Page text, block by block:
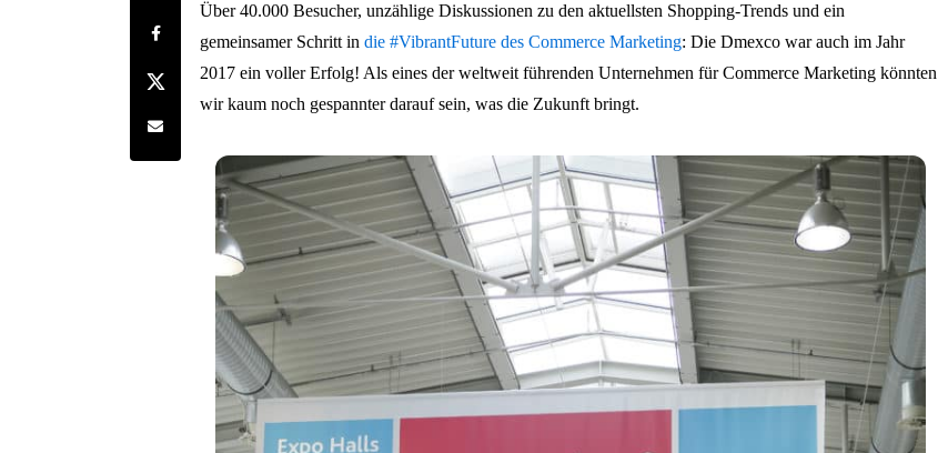
Share on Facebook
Share on Twitter
Share by e-mail
Über 40.000 Besucher, unzählige Diskussionen zu den aktuellsten Shopping-Trends und ein
gemeinsamer Schritt indie #VibrantFuture des Commerce Marketing: Die Dmexco war auch im Jahr
2017 ein voller Erfolg! Als eines der weltweit führenden Unternehmen für Commerce Marketing könnten
wir kaum noch gespannter darauf sein, was die Zukunft bringt.